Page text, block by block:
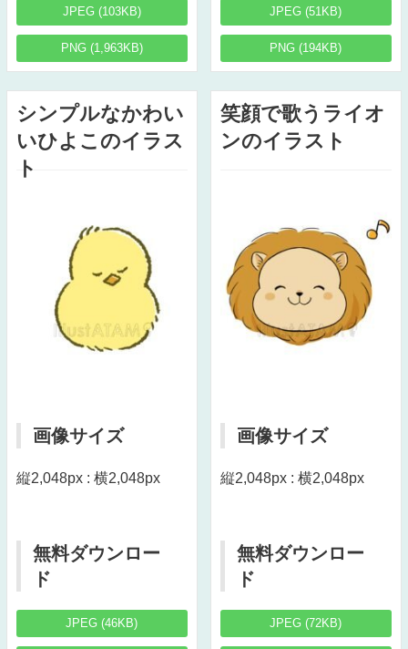
JPEG (103KB)
PNG (1,963KB)
JPEG (51KB)
PNG (194KB)
シンプルなかわい
いひよこのイラス
ト
画像サイズ
縦2,048px : 横2,048px
無料ダウンロー
ド
JPEG (46KB)
笑顔で歌うライオ
ンのイラスト
画像サイズ
縦2,048px : 横2,048px
無料ダウンロー
ド
JPEG (72KB)